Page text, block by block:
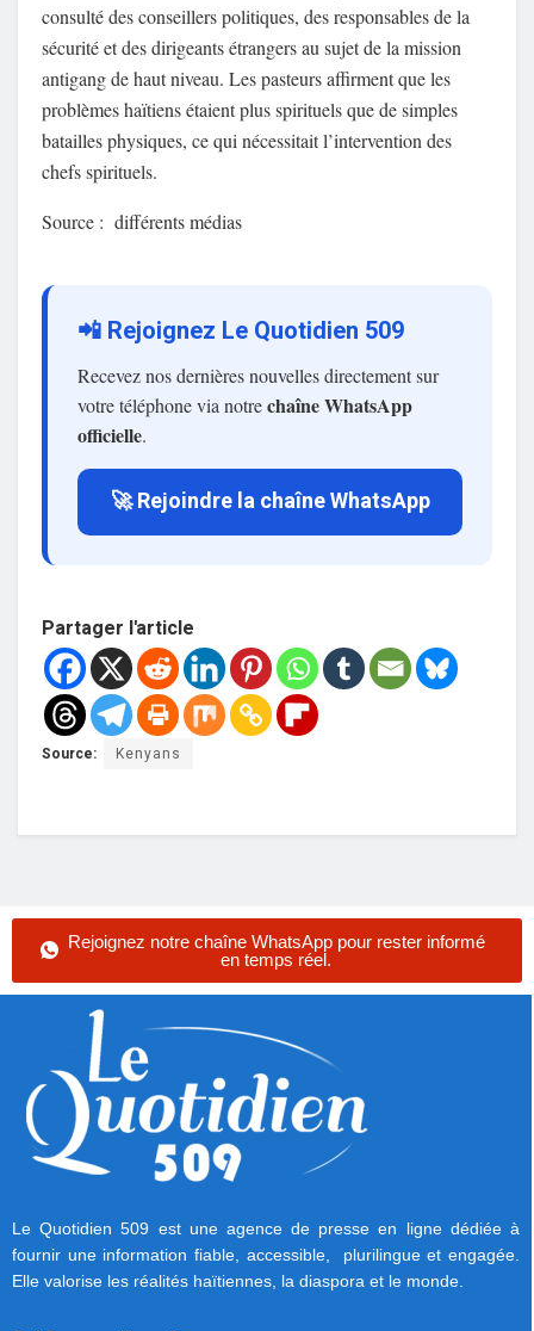
consulté des conseillers politiques, des responsables de la
sécurité et des dirigeants étrangers au sujet de la mission
antigang de haut niveau. Les pasteurs affirment que les
problèmes haïtiens étaient plus spirituels que de simples
batailles physiques, ce qui nécessitait l’intervention des
chefs spirituels.
Source : différents médias
📲 Rejoignez Le Quotidien 509
Recevez nos dernières nouvelles directement sur
votre téléphone via notrechaîne WhatsApp
officielle.
🚀 Rejoindre la chaîne WhatsApp
Partager l'article
Source: Kenyans
Rejoignez notre chaîne WhatsApp pour rester informé
en temps réel.
Le Quotidien 509 est une agence de presse en ligne dédiée à
fournir une information fiable, accessible, plurilingue et engagée.
Elle valorise les réalités haïtiennes, la diaspora et le monde.